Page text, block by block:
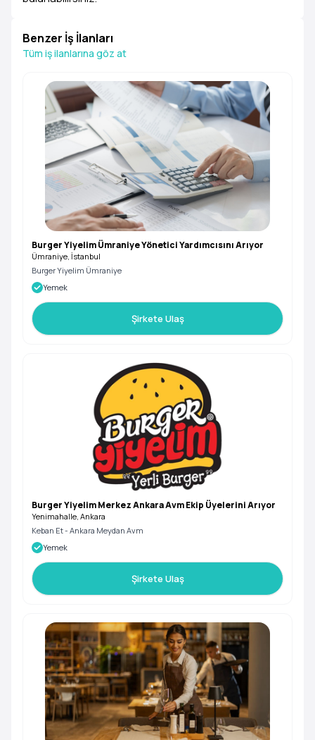
Benzer İş İlanları
Tüm iş ilanlarına göz at
Burger Yiyelim Ümraniye Yönetici Yardımcısını Arıyor
Ümraniye, İstanbul
Burger Yiyelim Ümraniye
Yemek
Şirkete Ulaş
Burger Yiyelim Merkez Ankara Avm Ekip Üyelerini Arıyor
Yenimahalle, Ankara
Keban Et - Ankara Meydan Avm
Yemek
Şirkete Ulaş